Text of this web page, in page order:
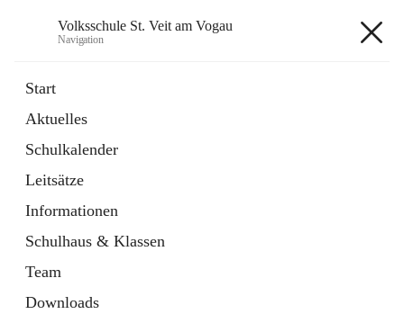
Volksschule St. Veit am Vogau
Navigation
Start
Aktuelles
Schulkalender
Leitsätze
Informationen
Schulhaus & Klassen
Team
Downloads